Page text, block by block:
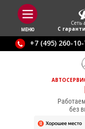
МЕНЮ
Сеть
С
+7 (495) 260-
без